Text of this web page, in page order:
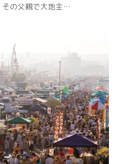
その父親で大地主…